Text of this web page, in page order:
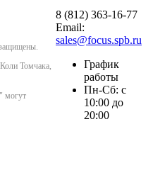
Томчака,
могут
8 (812) 363-16-77
Email:
sales@focus.spb.ru
График
работы
Пн-Сб: с
10:00 до
20:00